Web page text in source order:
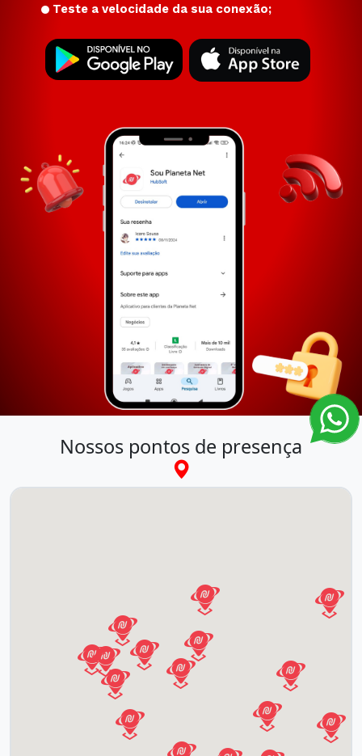
Teste a velocidade da sua conexão;
Nossos pontos de presença